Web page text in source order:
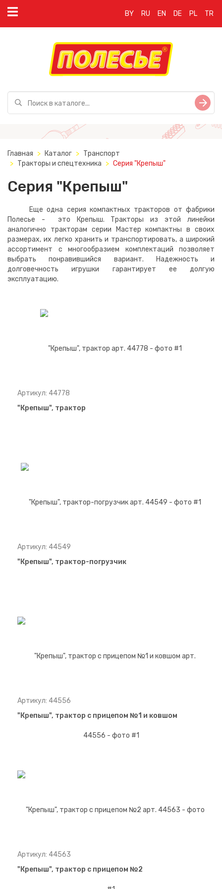
BY RU EN DE PL TR
Главная Каталог
Транспорт
Тракторы и спецтехника
Серия "Крепыш"
Серия "Крепыш"
Еще одна серия компактных тракторов от фабрики
Полесье - это Крепыш. Тракторы из этой линейки
аналогично тракторам серии Мастер компактны в своих
размерах, их легко хранить и транспортировать, а широкий
ассортимент с многообразием комплектаций позволяет
выбрать понравившийся вариант. Надежность и
долговечность игрушки гарантирует ее долгую
эксплуатацию.
Артикул: 44778
"Крепыш", трактор
Артикул: 44549
"Крепыш", трактор-погрузчик
Артикул: 44556
"Крепыш", трактор с прицепом №1 и ковшом
Артикул: 44563
"Крепыш", трактор с прицепом №2